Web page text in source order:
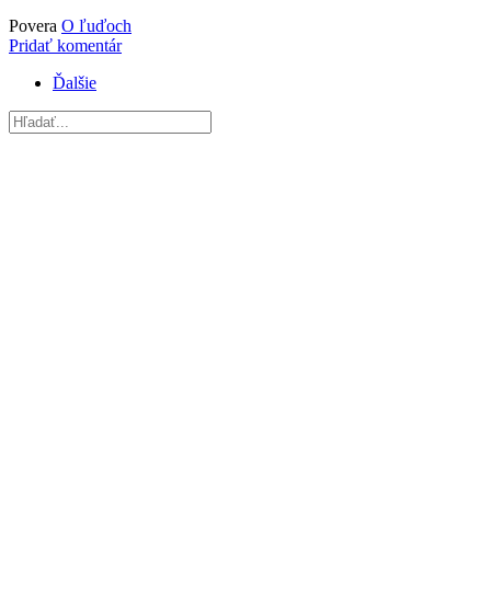
Povera O ľuďoch
Pridať komentár
Ďalšie